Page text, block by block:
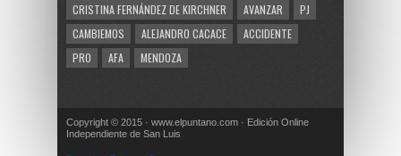
CRISTINA FERNÁNDEZ DE KIRCHNER
AVANZAR
PJ
CAMBIEMOS
ALEJANDRO CACACE
ACCIDENTE
PRO
AFA MENDOZA
Copyright © 2015 · www.elpuntano.com · Edición Online
Independiente de San Luis